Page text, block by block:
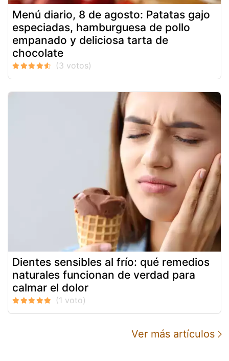
Menú diario, 8 de agosto: Patatas gajo
especiadas, hamburguesa de pollo
empanado y deliciosa tarta de
chocolate
Dientes sensibles al frío: qué remedios
naturales funcionan de verdad para
calmar el dolor
Ver más artículos